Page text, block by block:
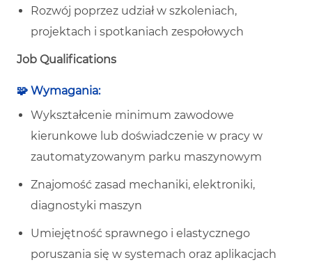
Rozwój poprzez udział w szkoleniach,
projektach i spotkaniach zespołowych
Job Qualifications
🧩 Wymagania:
Wykształcenie minimum zawodowe
kierunkowe lub doświadczenie w pracy w
zautomatyzowanym parku maszynowym
Znajomość zasad mechaniki, elektroniki,
diagnostyki maszyn
Umiejętność sprawnego i elastycznego
poruszania się w systemach oraz aplikacjach